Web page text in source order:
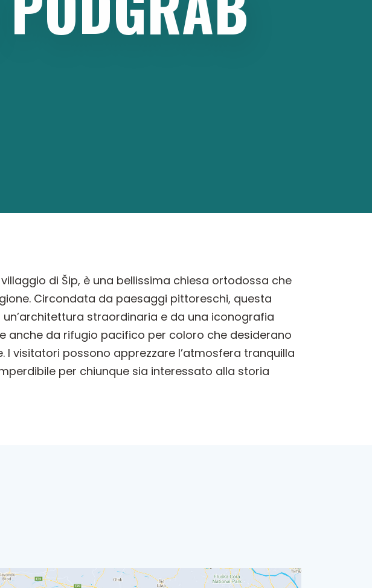
villaggio di Šip, è una bellissima chiesa ortodossa che
Circondata da paesaggi pittoreschi, questa
straordinaria e da una iconografia
anche da rifugio pacifico per coloro che desiderano
visitatori possono apprezzare l’atmosfera tranquilla
per chiunque sia interessato alla storia